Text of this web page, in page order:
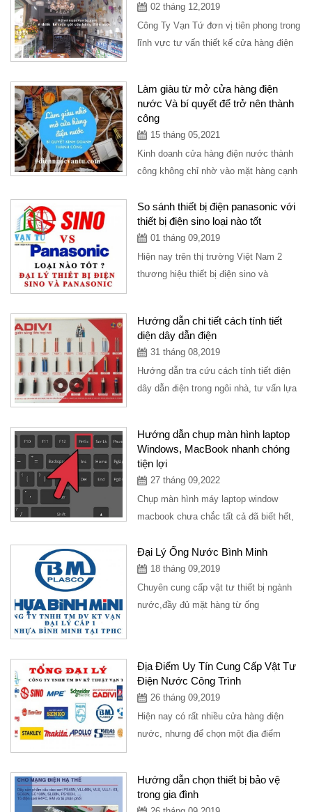
02 tháng 12,2019
Công Ty Vạn Tứ đơn vị tiên phong trong
lĩnh vực tư vấn thiết kế cửa hàng điện
Làm giàu từ mở cửa hàng điện
nước Và bí quyết để trở nên thành
công
15 tháng 05,2021
Kinh doanh cửa hàng điện nước thành
công không chỉ nhờ vào mặt hàng cạnh
thuộc...
So sánh thiết bị điện panasonic với
thiết bị điện sino loại nào tốt
01 tháng 09,2019
Hiện nay trên thị trường Việt Nam 2
thương hiệu thiết bị điện sino và
Hướng dẫn chi tiết cách tính tiết
diện dây dẫn điện
31 tháng 08,2019
Hướng dẫn tra cứu cách tính tiết diện
dây dẫn điện trong ngôi nhà, tư vấn lựa
Hướng dẫn chụp màn hình laptop
Windows, MacBook nhanh chóng
tiện lợi
27 tháng 09,2022
Chụp màn hình máy laptop window
macbook chưa chắc tất cả đã biết hết,
tính các dòng...
Đại Lý Ống Nước Bình Minh
18 tháng 09,2019
Chuyên cung cấp vật tư thiết bị ngành
nước,đầy đủ mặt hàng từ ống
Địa Điểm Uy Tín Cung Cấp Vật Tư
Điện Nước Công Trình
26 tháng 09,2019
Hiện nay có rất nhiều cửa hàng điện
nước, nhưng để chọn một địa điểm
Hướng dẫn chọn thiết bị bảo vệ
trong gia đình